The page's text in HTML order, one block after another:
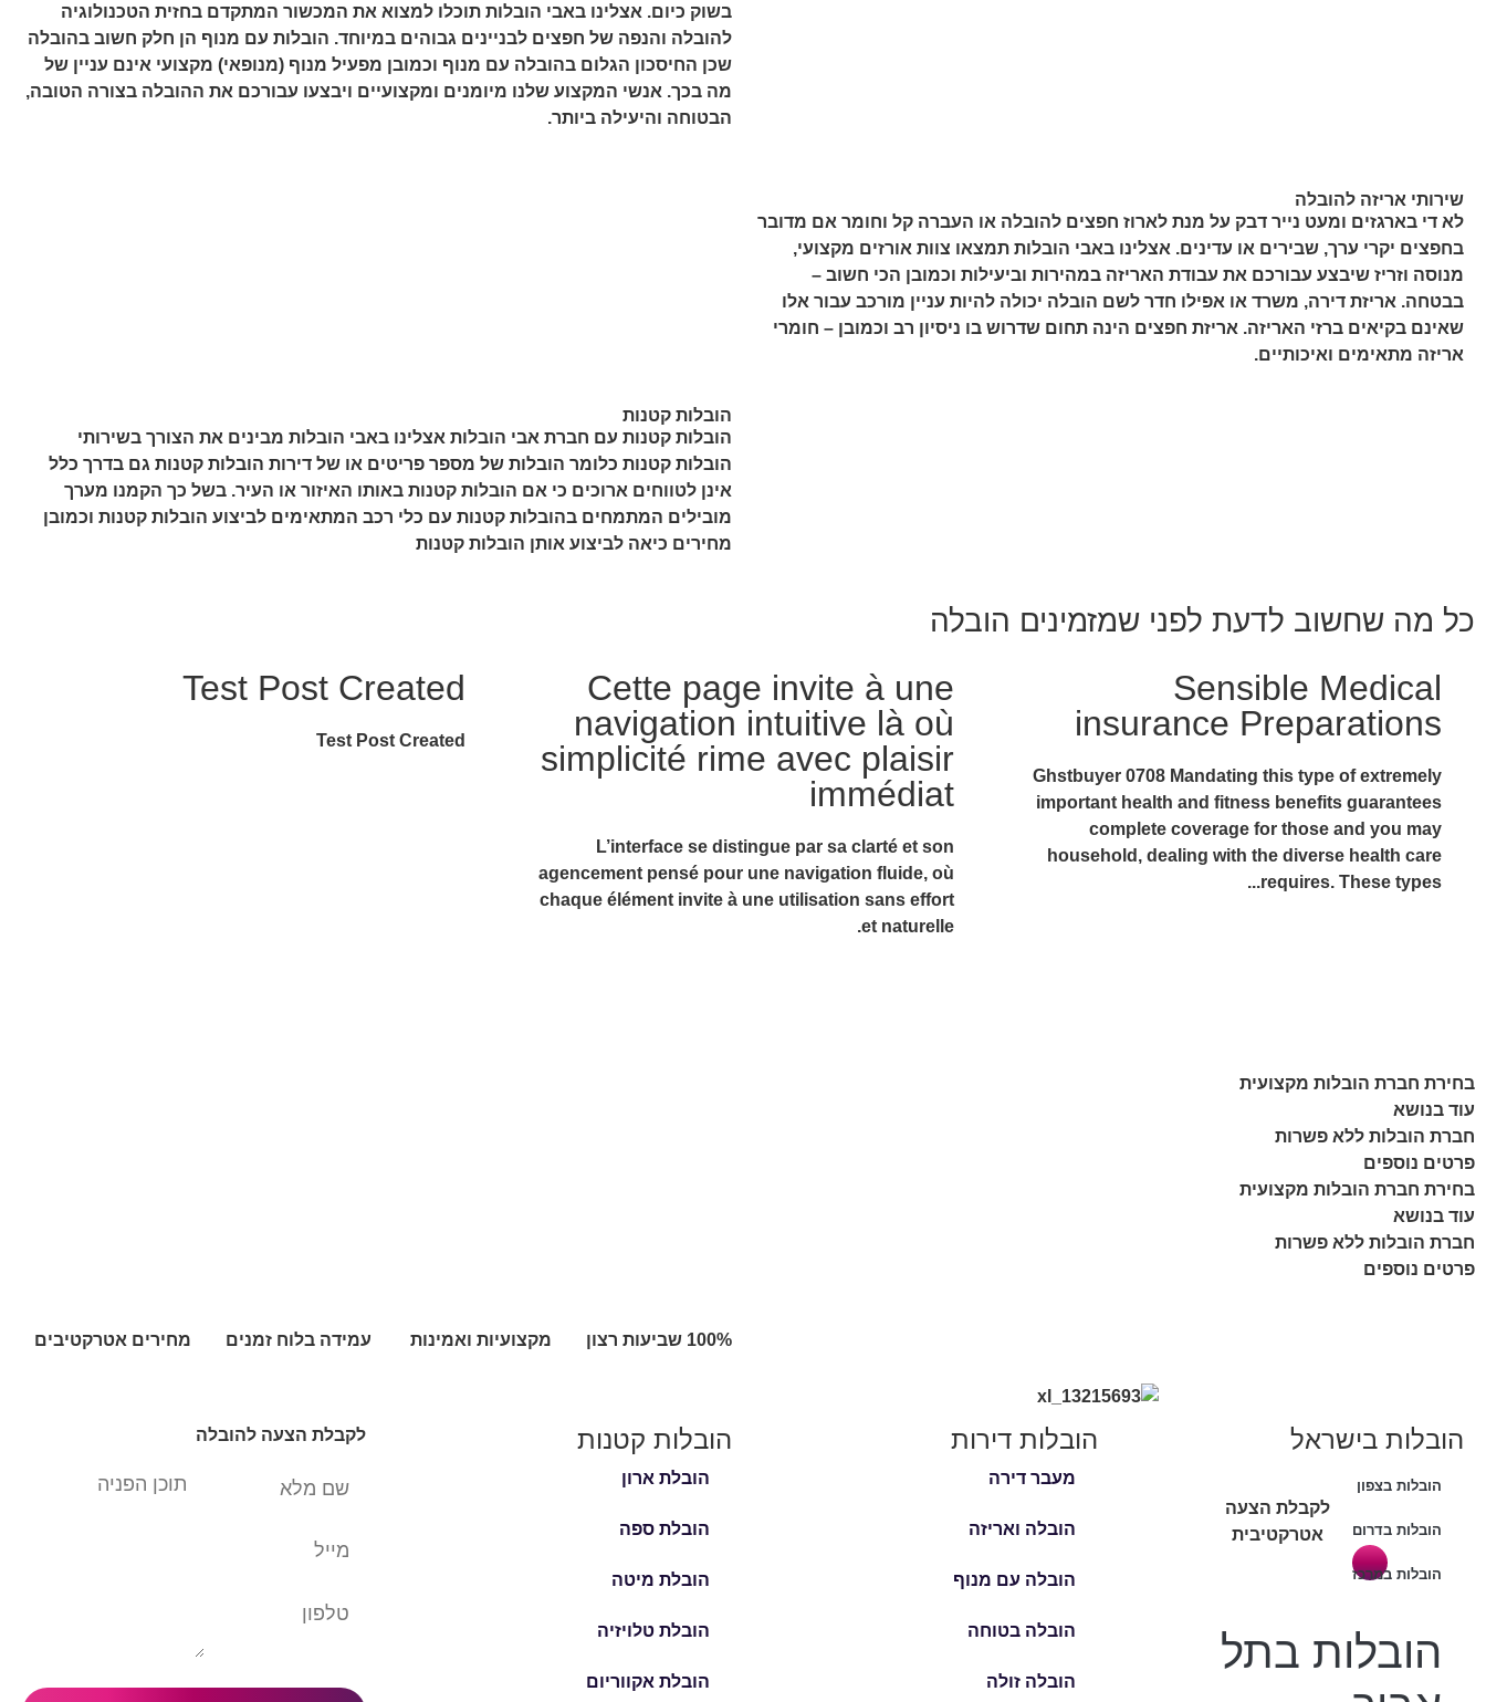
בשוק כיום. אצלינו באבי הובלות תוכלו למצוא את המכשור המתקדם בחזית הטכנולוגיה
להובלה והנפה של חפצים לבניינים גבוהים במיוחד. הובלות עם מנוף הן חלק חשוב בהובלה
שכן החיסכון הגלום בהובלה עם מנוף וכמובן מפעיל מנוף (מנופאי) מקצועי אינם עניין של
מה בכך. אנשי המקצוע שלנו מיומנים ומקצועיים ויבצעו עבורכם את ההובלה בצורה הטובה,
הבטוחה והיעילה ביותר.
שירותי אריזה להובלה
לא די בארגזים ומעט נייר דבק על מנת לארוז חפצים להובלה או העברה קל וחומר אם מדובר
בחפצים יקרי ערך, שבירים או עדינים. אצלינו באבי הובלות תמצאו צוות אורזים מקצועי,
מנוסה וזריז שיבצע עבורכם את עבודת האריזה במהירות וביעילות וכמובן הכי חשוב –
בבטחה. אריזת דירה, משרד או אפילו חדר לשם הובלה יכולה להיות עניין מורכב עבור אלו
שאינם בקיאים ברזי האריזה. אריזת חפצים הינה תחום שדרוש בו ניסיון רב וכמובן – חומרי
אריזה מתאימים ואיכותיים.
הובלות קטנות
הובלות קטנות עם חברת אבי הובלות אצלינו באבי הובלות מבינים את הצורך בשירותי
הובלות קטנות כלומר הובלות של מספר פריטים או של דירות הובלות קטנות גם בדרך כלל
אינן לטווחים ארוכים כי אם הובלות קטנות באותו האיזור או העיר. בשל כך הקמנו מערך
מובילים המתמחים בהובלות קטנות עם כלי רכב המתאימים לביצוע הובלות קטנות וכמובן
מחירים כיאה לביצוע אותן הובלות קטנות
כל מה שחשוב לדעת לפני שמזמינים הובלה
Sensible Medical
insurance Preparations
Ghstbuyer 0708 Mandating this type of extremely
important health and fitness benefits guarantees
complete coverage for those and you may
household, dealing with the diverse health care
requires. These types...
Cette page invite à une
navigation intuitive là où
simplicité rime avec plaisir
immédiat
L’interface se distingue par sa clarté et son
agencement pensé pour une navigation fluide, où
chaque élément invite à une utilisation sans effort
et naturelle.
Test Post Created
Test Post Created
בחירת חברת הובלות מקצועית
עוד בנושא
חברת הובלות ללא פשרות
פרטים נוספים
בחירת חברת הובלות מקצועית
עוד בנושא
חברת הובלות ללא פשרות
פרטים נוספים
מקצועיות ואמינות עמידה בלוח זמנים מחירים אטרקטיבים
לקבלת הצעה
אטרקטיבית
הובלות בישראל
הובלות בצפון
הובלות בדרום
הובלות במרכז
הובלות בתל
הובלות דירות
מעבר דירה
הובלה ואריזה
הובלה עם מנוף
הובלה בטוחה
הובלה זולה
הובלות קטנות
הובלת ארון
הובלת ספה
הובלת מיטה
הובלת טלויזיה
הובלת אקווריום
לקבלת הצעה להובלה